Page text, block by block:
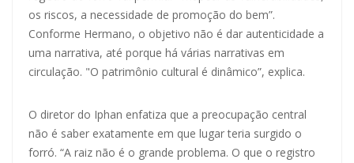
os riscos, a necessidade de promoção do bem”.
Conforme Hermano, o objetivo não é dar autenticidade a
uma narrativa, até porque há várias narrativas em
circulação. "O patrimônio cultural é dinâmico”, explica.
O diretor do Iphan enfatiza que a preocupação central
não é saber exatamente em que lugar teria surgido o
forró. “A raiz não é o grande problema. O que o registro